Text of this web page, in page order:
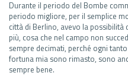
Durante il periodo del Bombe
periodo migliore, per il semplice
città di Berlino, avevo la
più, cosa che nel campo non
sempre decimati, perché ogni
fortuna mia sono rimasto, sono
sempre bene.